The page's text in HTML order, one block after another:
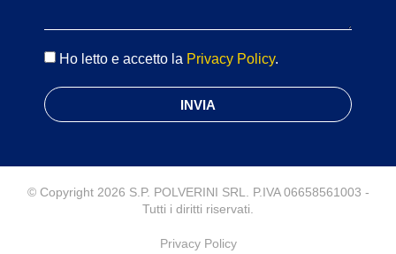
Ho letto e accetto la Privacy Policy.
INVIA
© Copyright 2026 S.P. POLVERINI SRL. P.IVA 06658561003 -
Tutti i diritti riservati.
Privacy Policy